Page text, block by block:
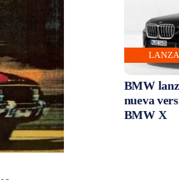
BMW
nueva
BMW X